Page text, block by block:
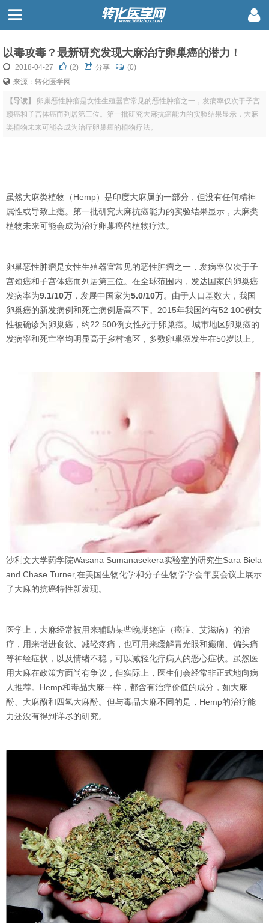
以毒攻毒？最新研究发现大麻治疗卵巢癌的潜力！
2018-04-27 (2) 分享
(0)
来源：转化医学网
【导读】
卵巢恶性肿瘤是女性生殖器官常见的恶性肿瘤之一，发病率仅次于子宫
颈癌和子宫体癌而列居第三位。第一批研究大麻抗癌能力的实验结果显示，大麻
类植物未来可能会成为治疗卵巢癌的植物疗法。
虽然大麻类植物（Hemp）是印度大麻属的一部分，但没有任何精神
属性或导致上瘾。第一批研究大麻抗癌能力的实验结果显示，大麻类
植物未来可能会成为治疗卵巢癌的植物疗法。
卵巢恶性肿瘤是女性生殖器官常见的恶性肿瘤之一，发病率仅次于子
宫颈癌和子宫体癌而列居第三位。在全球范围内，发达国家的卵巢癌
发病率为9.1/10万 ，发展中国家为5.0/10万。由于人口基数大，我国
卵巢癌的新发病例和死亡病例居高不下。2015年我国约有52 100例女
性被确诊为卵巢癌，约22 500例女性死于卵巢癌。城市地区卵巢癌的
发病率和死亡率均明显高于乡村地区，多数卵巢癌发生在50岁以上。
沙利文大学药学院Wasana Sumanasekera实验室的研究生Sara Biela
and Chase Turner,在美国生物化学和分子生物学学会年度会议上展示
了大麻的抗癌特性新发现。
医学上，大麻经常被用来辅助某些晚期绝症（癌症、艾滋病）的治
疗，用来增进食欲、减轻疼痛，也可用来缓解青光眼和癫痫、偏头痛
等神经症状，以及情绪不稳，可以减轻化疗病人的恶心症状。虽然医
用大麻在政策方面尚有争议，但实际上，医生们会经常非正式地向病
人推荐。Hemp和毒品大麻一样，都含有治疗价值的成分，如大麻
酚、大麻酚和四氢大麻酚。但与毒品大麻不同的是，Hemp的治疗能
力还没有得到详尽的研究。